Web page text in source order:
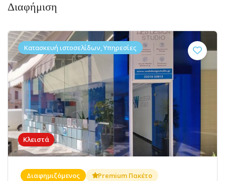
Διαφήμιση
Κλειστά
Κατασκευή ιστοσελίδων, Υπηρεσίες
Διαφημιζόμενος Premium Πακέτο